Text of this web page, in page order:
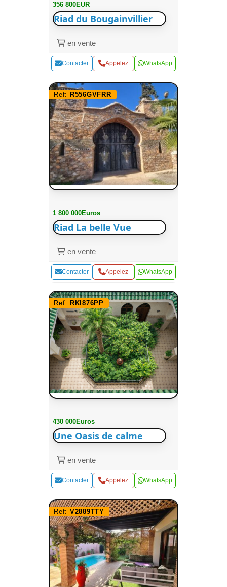
356 800EUR
Riad du Bougainvillier
en vente
Contacter Appelez WhatsApp
Ref: R556GVFRR
1 800 000Euros
Riad La belle Vue
en vente
Contacter Appelez WhatsApp
Ref: RKI876PP
430 000Euros
Une Oasis de calme
en vente
Contacter Appelez WhatsApp
Ref: V2889TTY